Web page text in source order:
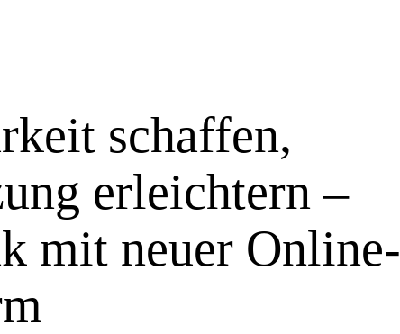
schaffen,
erleichtern –
mit neuer Online-